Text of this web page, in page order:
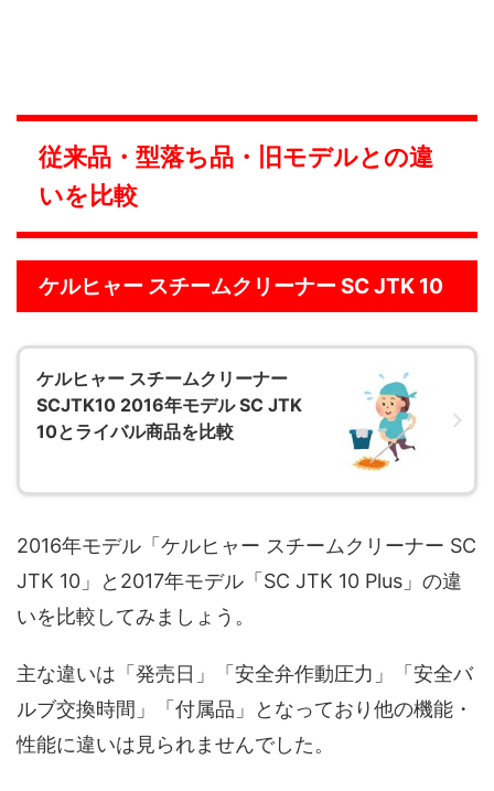
従来品・型落ち品・旧モデルとの違
いを比較
ケルヒャー スチームクリーナー SC JTK 10
ケルヒャー スチームクリーナー
SCJTK10 2016年モデル SC JTK
10とライバル商品を比較
2016年モデル「ケルヒャー スチームクリーナー SC
JTK 10」と2017年モデル「SC JTK 10 Plus」の違
いを比較してみましょう。
主な違いは「発売日」「安全弁作動圧力」「安全バ
ルブ交換時間」「付属品」となっており他の機能・
性能に違いは見られませんでした。